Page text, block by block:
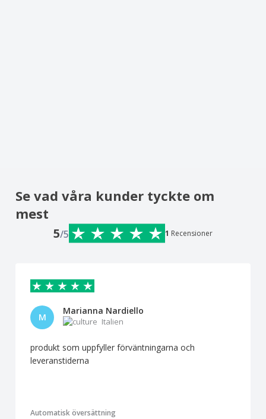
Se vad våra kunder tyckte om
mest
5/5 1 Recensioner
M
Marianna Nardiello
Italien
produkt som uppfyller förväntningarna och
leveranstiderna
Automatisk översättning